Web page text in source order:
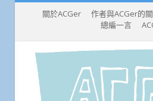
關於ACGer 作者與ACGer的
總編一言